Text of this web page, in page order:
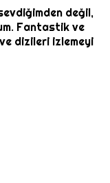
değil,
Fantastik ve
dizileri izlemeyi